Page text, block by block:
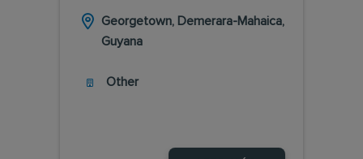
Georgetown, Demerara-Mahaica,
Guyana
Other